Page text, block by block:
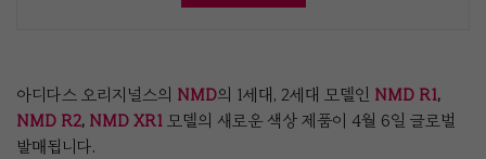
아디다스 오리지널스의 NMD의 1세대, 2세대 모델인 NMD R1,
NMD R2, NMD XR1 모델의 새로운 색상 제품이 4월 6일 글로벌
발매됩니다.